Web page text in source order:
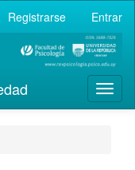
Registrarse Entrar